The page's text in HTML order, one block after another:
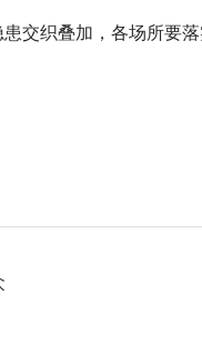
交织叠加，各场所要